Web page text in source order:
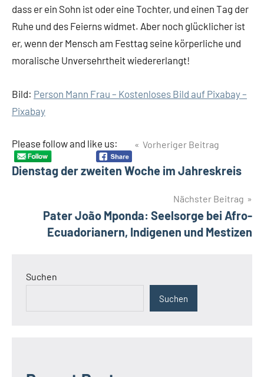
dass er ein Sohn ist oder eine Tochter, und einen Tag der
Ruhe und des Feierns widmet. Aber noch glücklicher ist
er, wenn der Mensch am Festtag seine körperliche und
moralische Unversehrtheit wiedererlangt!
Bild: Person Mann Frau – Kostenloses Bild auf Pixabay –
Pixabay
Please follow and like us:
BeitragsnavigationVorheriger Beitrag
Dienstag der zweiten Woche im Jahreskreis
Nächster Beitrag
Pater João Mponda: Seelsorge bei Afro-
Ecuadorianern, Indigenen und Mestizen
Suchen
Suchen